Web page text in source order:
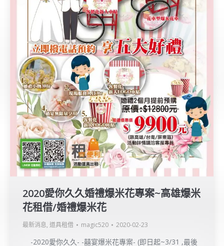
2020愛你久久婚禮爆米花專案~高雄爆米
花租借/婚禮爆米花
最新消息, 道具租借 magic520 2020-02-23
-2020愛你久久- -囍宴爆米花專案- (即日起~3/31 ,最後